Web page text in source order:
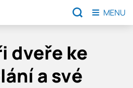
dveřeke
a své
MENU